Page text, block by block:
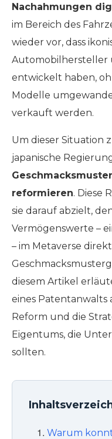
Nachahmungen
im Bereich des
wieder vor, dass
Automobilhersteller
entwickelt haben,
Modelle
verkauft werden.
Um dieser Situation
japanische
reformieren. Diese
sie darauf abzielt,
Vermögenswerte –
– im Metaverse
diesem Artikel
eines Patentanwalts
Reform und die
Eigentums, die
sollten.
Warum